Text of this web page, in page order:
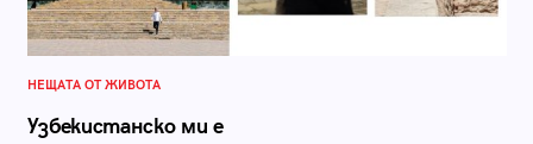
НЕЩАТА ОТ ЖИВОТА
Узбекистанско ми е